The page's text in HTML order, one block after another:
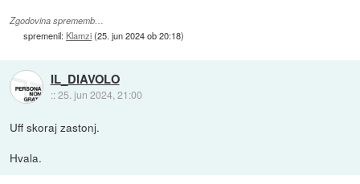
Zgodovina sprememb…
spremenil: Klamzi(25. jun 2024 ob 20:18)
IL_DIAVOLO
::25. jun 2024, 21:00
Uff skoraj zastonj.
Hvala.